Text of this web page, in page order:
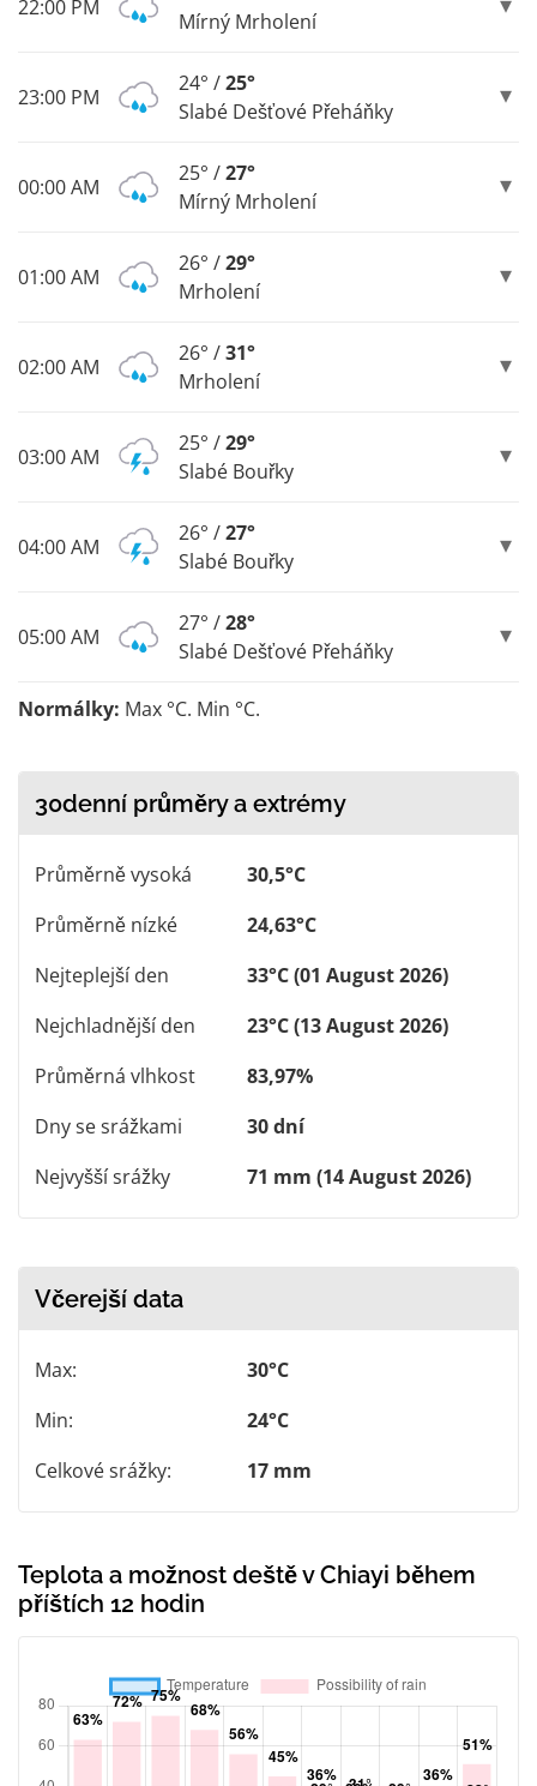
22:00 PM
Mírný Mrholení
23:00 PM
24° /25°
Slabé Dešťové Přeháňky
00:00 AM
25° /27°
Mírný Mrholení
01:00 AM
26° /29°
Mrholení
02:00 AM
26° /31°
Mrholení
03:00 AM
25° /29°
Slabé Bouřky
04:00 AM
26° /27°
Slabé Bouřky
05:00 AM
27° /28°
Slabé Dešťové Přeháňky
Normálky: Max °C. Min °C.
30denní průměry a extrémy
Průměrně vysoká
30,5°C
Průměrně nízké
24,63°C
Nejteplejší den
33°C (01 August 2026)
Nejchladnější den
23°C (13 August 2026)
Průměrná vlhkost
83,97%
Dny se srážkami
30 dní
Nejvyšší srážky
71 mm (14 August 2026)
Včerejší data
Max:
30°C
Min:
24°C
Celkové srážky:
17 mm
Teplota a možnost deště v Chiayi během
příštích 12 hodin